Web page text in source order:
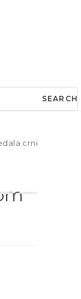
SEARCH
crni